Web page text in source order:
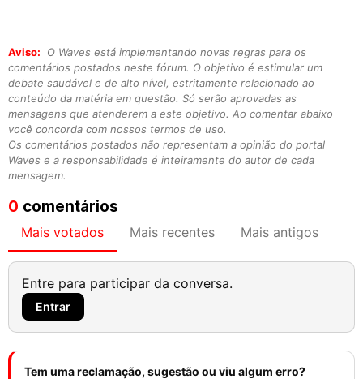
Aviso:
O Waves está implementando novas regras para os
comentários postados neste fórum. O objetivo é estimular um
debate saudável e de alto nível, estritamente relacionado ao
conteúdo da matéria em questão. Só serão aprovadas as
mensagens que atenderem a este objetivo. Ao comentar abaixo
você concorda com nossos termos de uso.
Os comentários postados não representam a opinião do portal
Waves e a responsabilidade é inteiramente do autor de cada
mensagem.
0 comentários
Mais votados Mais recentes Mais antigos
Entre para participar da conversa.
Entrar
Tem uma reclamação, sugestão ou viu algum erro?